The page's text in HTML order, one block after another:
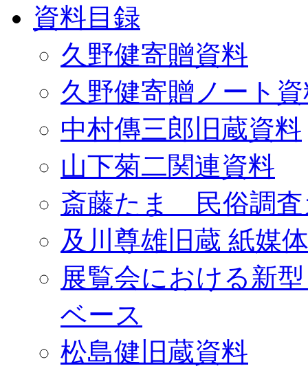
資料目録
久野健寄贈資料
久野健寄贈ノート
中村傳三郎旧蔵資料
山下菊二関連資料
斎藤たま 民俗調査
及川尊雄旧蔵 紙媒
展覧会における新
ベース
松島健旧蔵資料